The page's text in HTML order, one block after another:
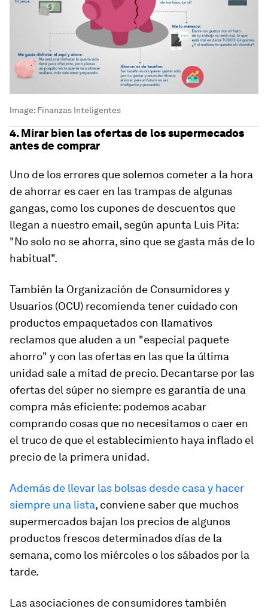
Image: Finanzas Inteligentes
4. Mirar bien las ofertas de los supermecados
antes de comprar
Uno de los errores que solemos cometer a la hora
de ahorrar es caer en las trampas de algunas
gangas, como los cupones de descuentos que
llegan a nuestro email, según apunta Luis Pita:
"No solo no se ahorra, sino que se gasta más de lo
habitual".
También la Organización de Consumidores y
Usuarios (OCU) recomienda tener cuidado con
productos empaquetados con llamativos
reclamos que aluden a un "especial paquete
ahorro" y con las ofertas en las que la última
unidad sale a mitad de precio. Decantarse por las
ofertas del súper no siempre es garantía de una
compra más eficiente: podemos acabar
comprando cosas que no necesitamos o caer en
el truco de que el establecimiento haya inflado el
precio de la primera unidad.
Además de llevar las bolsas desde casa y hacer
siempre una lista, conviene saber que muchos
supermercados bajan los precios de algunos
productos frescos determinados días de la
semana, como los miércoles o los sábados por la
tarde.
Las asociaciones de consumidores también